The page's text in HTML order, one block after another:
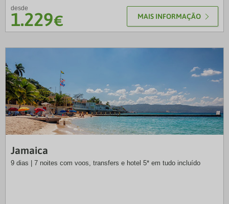
desde
1.229€ MAIS INFORMAÇÃO
Jamaica
9 dias | 7 noites com voos, transfers e hotel 5* em tudo incluído